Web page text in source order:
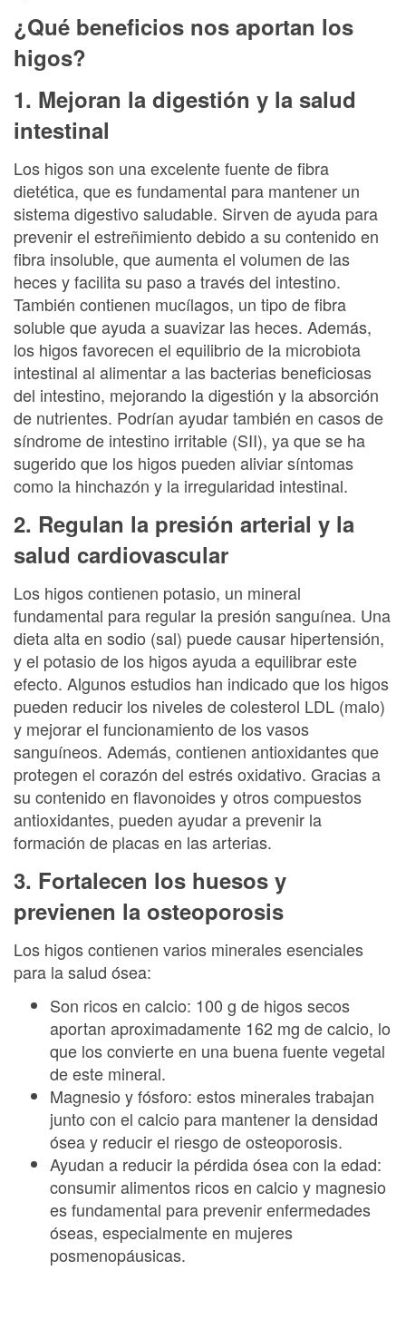
¿Qué beneficios nos aportan los
higos?
1. Mejoran la digestión y la salud
intestinal
Los higos son una excelente fuente de fibra
dietética, que es fundamental para mantener un
sistema digestivo saludable. Sirven de ayuda para
prevenir el estreñimiento debido a su contenido en
fibra insoluble, que aumenta el volumen de las
heces y facilita su paso a través del intestino.
También contienen mucílagos, un tipo de fibra
soluble que ayuda a suavizar las heces. Además,
los higos favorecen el equilibrio de la microbiota
intestinal al alimentar a las bacterias beneficiosas
del intestino, mejorando la digestión y la absorción
de nutrientes. Podrían ayudar también en casos de
síndrome de intestino irritable (SII), ya que se ha
sugerido que los higos pueden aliviar síntomas
como la hinchazón y la irregularidad intestinal.
2. Regulan la presión arterial y la
salud cardiovascular
Los higos contienen potasio, un mineral
fundamental para regular la presión sanguínea. Una
dieta alta en sodio (sal) puede causar hipertensión,
y el potasio de los higos ayuda a equilibrar este
efecto. Algunos estudios han indicado que los higos
pueden reducir los niveles de colesterol LDL (malo)
y mejorar el funcionamiento de los vasos
sanguíneos. Además, contienen antioxidantes que
protegen el corazón del estrés oxidativo. Gracias a
su contenido en flavonoides y otros compuestos
antioxidantes, pueden ayudar a prevenir la
formación de placas en las arterias.
3. Fortalecen los huesos y
previenen la osteoporosis
Los higos contienen varios minerales esenciales
para la salud ósea:
Son ricos en calcio: 100 g de higos secos
aportan aproximadamente 162 mg de calcio, lo
que los convierte en una buena fuente vegetal
de este mineral.
Magnesio y fósforo: estos minerales trabajan
junto con el calcio para mantener la densidad
ósea y reducir el riesgo de osteoporosis.
Ayudan a reducir la pérdida ósea con la edad:
consumir alimentos ricos en calcio y magnesio
es fundamental para prevenir enfermedades
óseas, especialmente en mujeres
posmenopáusicas.